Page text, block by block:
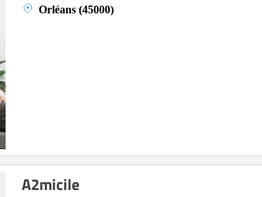
Orléans (45000)
A2micile